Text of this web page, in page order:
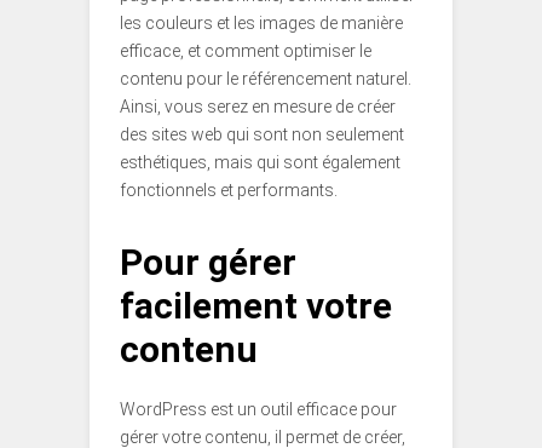
les couleurs et les images de manière
efficace, et comment optimiser le
contenu pour le référencement naturel.
Ainsi, vous serez en mesure de créer
des sites web qui sont non seulement
esthétiques, mais qui sont également
fonctionnels et performants.
Pour gérer
facilement votre
contenu
WordPress est un outil efficace pour
gérer votre contenu, il permet de créer,